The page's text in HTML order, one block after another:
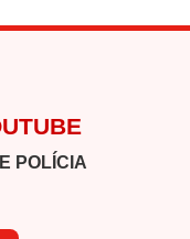
POLÍCIA